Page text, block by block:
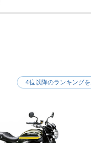
4位以降のランキング